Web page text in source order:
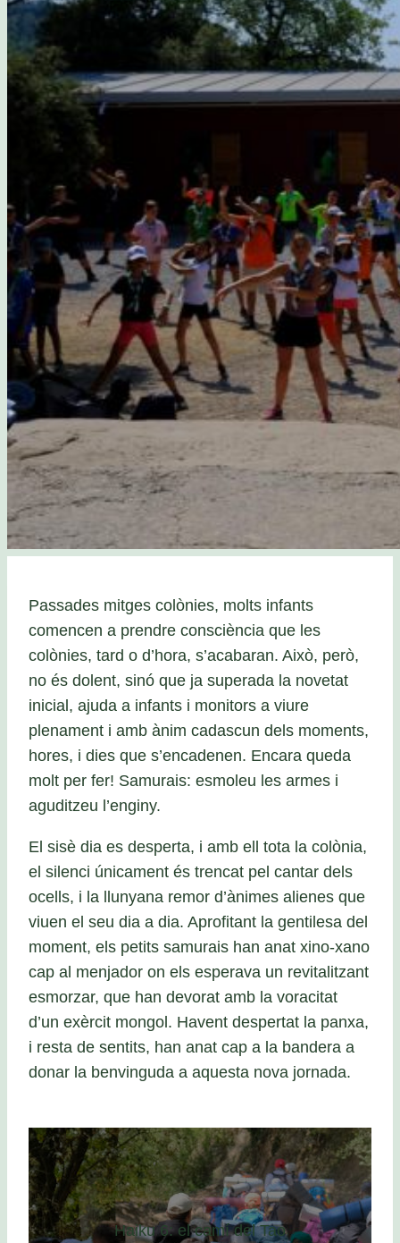
Passades mitges colònies, molts infants
comencen a prendre consciència que les
colònies, tard o d’hora, s’acabaran. Això, però,
no és dolent, sinó que ja superada la novetat
inicial, ajuda a infants i monitors a viure
plenament i amb ànim cadascun dels moments,
hores, i dies que s’encadenen. Encara queda
molt per fer! Samurais: esmoleu les armes i
aguditzeu l’enginy.
El sisè dia es desperta, i amb ell tota la colònia,
el silenci únicament és trencat pel cantar dels
ocells, i la llunyana remor d’ànimes alienes que
viuen el seu dia a dia. Aprofitant la gentilesa del
moment, els petits samurais han anat xino-xano
cap al menjador on els esperava un revitalitzant
esmorzar, que han devorat amb la voracitat
d’un exèrcit mongol. Havent despertat la panxa,
i resta de sentits, han anat cap a la bandera a
donar la benvinguda a aquesta nova jornada.
Haiku 6: el camí del Tao